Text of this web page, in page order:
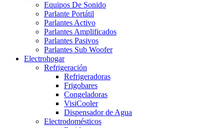
Equipos De Sonido
Parlante Portátil
Parlantes Activo
Parlantes Amplificados
Parlantes Pasivos
Parlantes Sub Woofer
Electrohogar
Refrigeración
Refrigeradoras
Frigobares
Congeladoras
VisiCooler
Dispensador de Agua
Electrodomésticos